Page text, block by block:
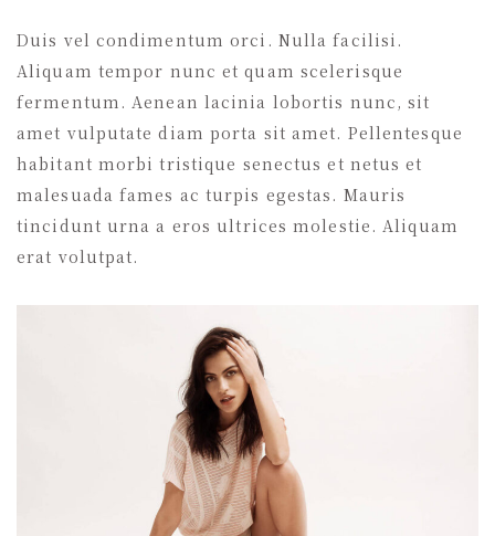
Duis vel condimentum orci. Nulla facilisi.
Aliquam tempor nunc et quam scelerisque
fermentum. Aenean lacinia lobortis nunc, sit
amet vulputate diam porta sit amet. Pellentesque
habitant morbi tristique senectus et netus et
malesuada fames ac turpis egestas. Mauris
tincidunt urna a eros ultrices molestie. Aliquam
erat volutpat.